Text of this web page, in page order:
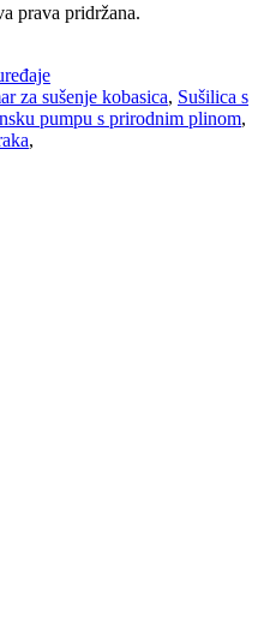
prava pridržana.
za sušenje kobasica, Sušilica s
pumpu s prirodnim plinom,
,